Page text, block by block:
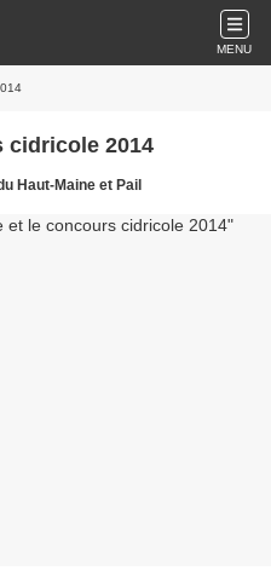
MENU
cidricole 2014
Haut-Maine et Pail